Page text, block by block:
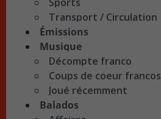
Transport / Circulation
Émissions
Musique
Décompte franco
Coups de coeur francos
Joué récemment
Balados